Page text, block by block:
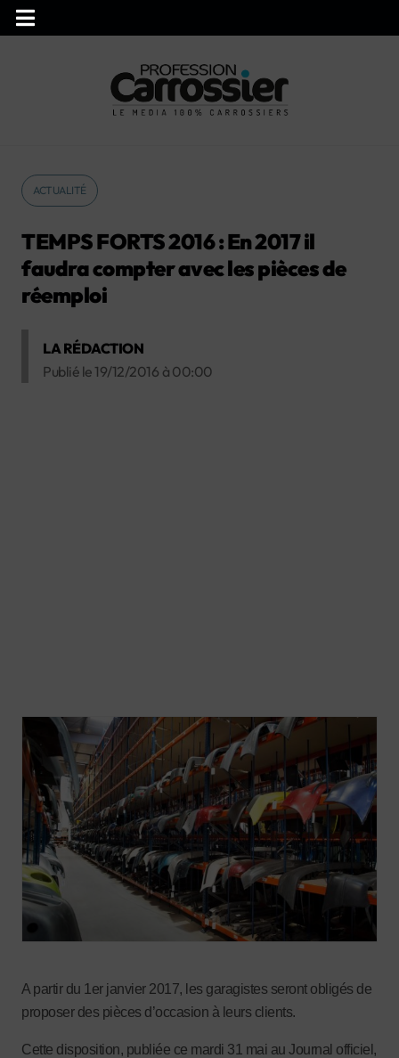
ACTUALITÉ
TEMPS FORTS 2016 : En 2017 il
faudra compter avec les pièces de
réemploi
LA RÉDACTION
Publié le 19/12/2016 à 00:00
A partir du 1er janvier 2017, les garagistes seront obligés de
proposer des pièces d’occasion à leurs clients.
Cette disposition, publiée ce mardi 31 mai au Journal officiel,